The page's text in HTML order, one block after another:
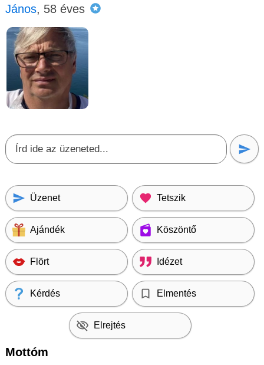
János, 58 éves
Üzenet Tetszik
Ajándék Köszöntő
Flört Idézet
Kérdés Elmentés
Elrejtés
Mottóm